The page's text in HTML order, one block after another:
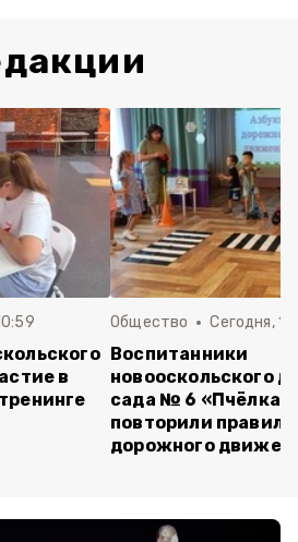
в
Общество Сегодня,
Воспитанники
новооскольского
сада № 6 «Пчёлка»
повторили правила
дорожного